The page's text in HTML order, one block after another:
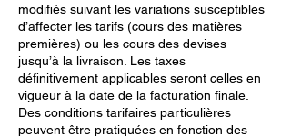
modifiés suivant les variations susceptibles
d’affecter les tarifs (cours des matières
premières) ou les cours des devises
jusqu’à la livraison. Les taxes
définitivement applicables seront celles en
vigueur à la date de la facturation finale.
Des conditions tarifaires particulières
peuvent être pratiquées en fonction des